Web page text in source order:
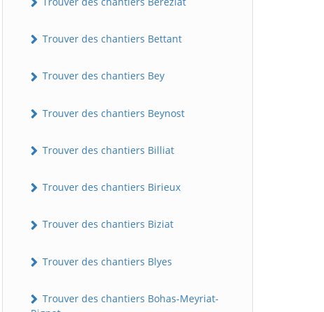
Trouver des chantiers Bettant
Trouver des chantiers Bey
Trouver des chantiers Beynost
Trouver des chantiers Billiat
Trouver des chantiers Birieux
Trouver des chantiers Biziat
Trouver des chantiers Blyes
Trouver des chantiers Bohas-Meyriat-